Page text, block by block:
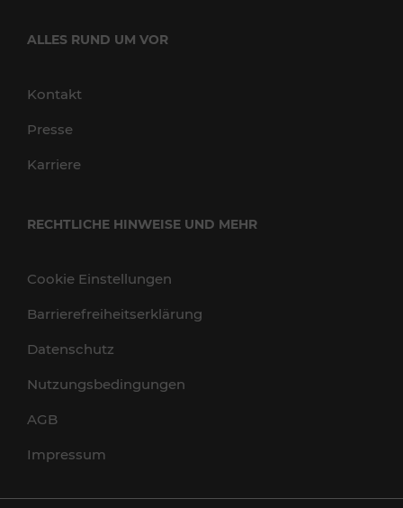
ALLES RUND UM VOR
Kontakt
Presse
Karriere
RECHTLICHE HINWEISE UND MEHR
Cookie Einstellungen
Barrierefreiheitserklärung
Datenschutz
Nutzungsbedingungen
AGB
Impressum